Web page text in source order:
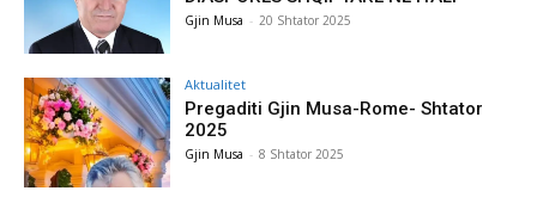
Gjin Musa - 20 Shtator 2025
Aktualitet
Pregaditi Gjin Musa-Rome- Shtator
2025
Gjin Musa - 8 Shtator 2025